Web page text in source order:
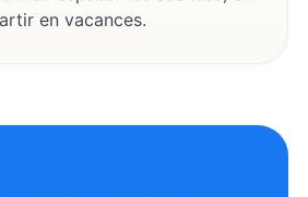
en vacances.